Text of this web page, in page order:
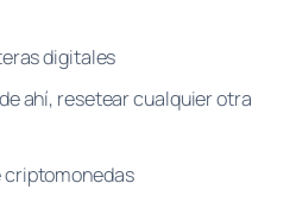
digitales
ahí, resetear cualquier otra
criptomonedas